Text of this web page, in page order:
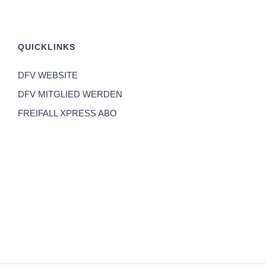
QUICKLINKS
DFV WEBSITE
DFV MITGLIED WERDEN
FREIFALL XPRESS ABO